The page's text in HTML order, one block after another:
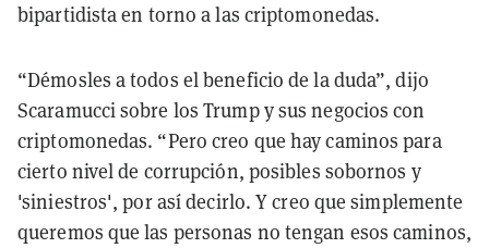
bipartidista en torno a las criptomonedas.
“Démosles a todos el beneficio de la duda”, dijo
Scaramucci sobre los Trump y sus negocios con
criptomonedas. “Pero creo que hay caminos para
cierto nivel de corrupción, posibles sobornos y
'siniestros', por así decirlo. Y creo que simplemente
queremos que las personas no tengan esos caminos,